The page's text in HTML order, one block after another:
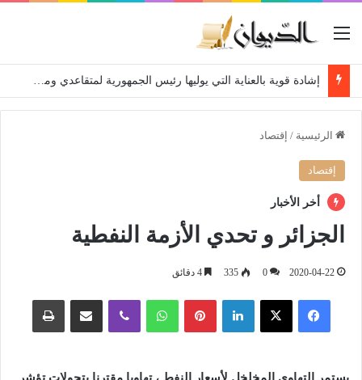
القائمة
انطلاق التسجيلات النهائية لحاملي شهادة البكالوريا 2026
الرئيسية / إقتصاد
إقتصاد
أخر الأخبار
الجزائر و تحدي الأزمة النفطية
2020-04-22
0
335
فيسبوك ‫X لينكدإن بينتيريست واتساب ڤايبر مشاركة عبر البريد